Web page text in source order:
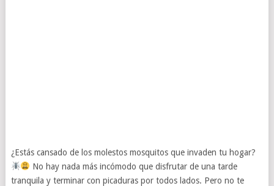
¿Estás cansado de los molestos mosquitos que invaden tu hogar?
No hay nada más incómodo que disfrutar de una tarde
tranquila y terminar con picaduras por todos lados. Pero no te